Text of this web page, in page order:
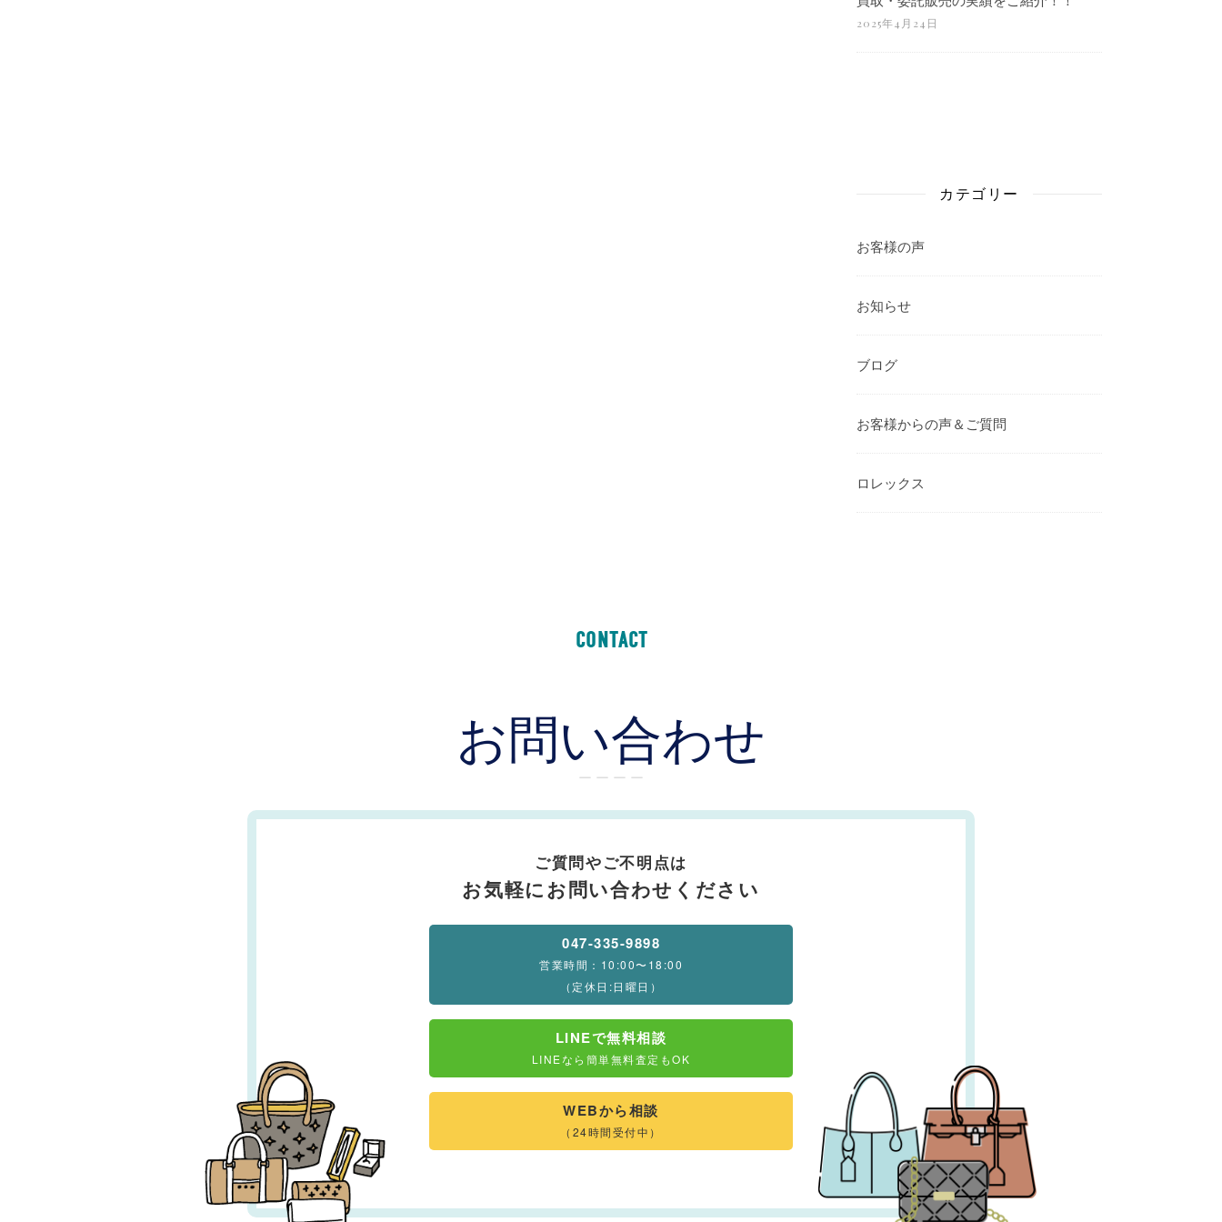
2025年4月24日
カテゴリー
お客様の声
お知らせ
ブログ
お客様からの声＆ご質問
ロレックス
CONTACT
お問い合わせ
ー ー ー ー
ご質問やご不明点は
お気軽にお問い合わせください
047-335-9898
営業時間：10:00〜18:00
（定休日:日曜日）
LINEで無料相談
LINEなら簡単無料査定もOK
WEBから相談
（24時間受付中）